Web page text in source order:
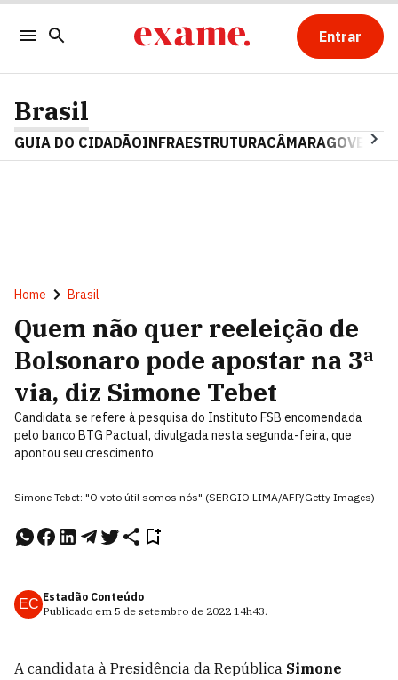
Entrar
Brasil
GUIA DO CIDADÃOINFRAESTRUTURACÂMARAGOVERNO
Home Brasil
Quem não quer reeleição de
Bolsonaro pode apostar na 3ª
via, diz Simone Tebet
Candidata se refere à pesquisa do Instituto FSB encomendada
pelo banco BTG Pactual, divulgada nesta segunda-feira, que
apontou seu crescimento
Simone Tebet: "O voto útil somos nós" (SERGIO LIMA/AFP/Getty Images)
EC Estadão Conteúdo
Publicado em 5 de setembro de 2022 14h43.
A candidata à Presidência da República Simone